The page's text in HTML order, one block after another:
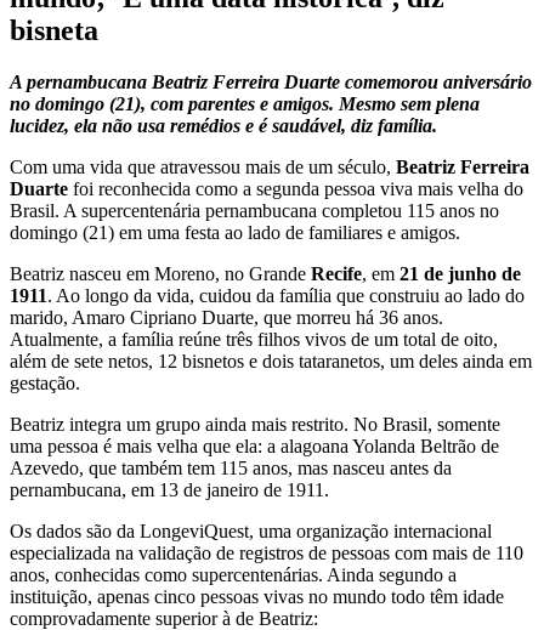
bisneta
A pernambucana Beatriz Ferreira Duarte comemorou aniversário
no domingo (21), com parentes e amigos. Mesmo sem plena
lucidez, ela não usa remédios e é saudável, diz família.
Com uma vida que atravessou mais de um século, Beatriz Ferreira
Duarte foi reconhecida como a segunda pessoa viva mais velha do
Brasil. A supercentenária pernambucana completou 115 anos no
domingo (21) em uma festa ao lado de familiares e amigos.
Beatriz nasceu em Moreno, no Grande Recife, em 21 de junho de
1911. Ao longo da vida, cuidou da família que construiu ao lado do
marido, Amaro Cipriano Duarte, que morreu há 36 anos.
Atualmente, a família reúne três filhos vivos de um total de oito,
além de sete netos, 12 bisnetos e dois tataranetos, um deles ainda em
gestação.
Beatriz integra um grupo ainda mais restrito. No Brasil, somente
uma pessoa é mais velha que ela: a alagoana Yolanda Beltrão de
Azevedo, que também tem 115 anos, mas nasceu antes da
pernambucana, em 13 de janeiro de 1911.
Os dados são da LongeviQuest, uma organização internacional
especializada na validação de registros de pessoas com mais de 110
anos, conhecidas como supercentenárias. Ainda segundo a
instituição, apenas cinco pessoas vivas no mundo todo têm idade
comprovadamente superior à de Beatriz: